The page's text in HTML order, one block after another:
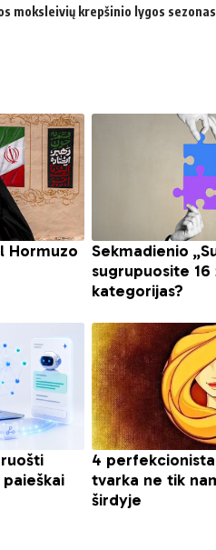
moksleivių krepšinio lygos sezonas